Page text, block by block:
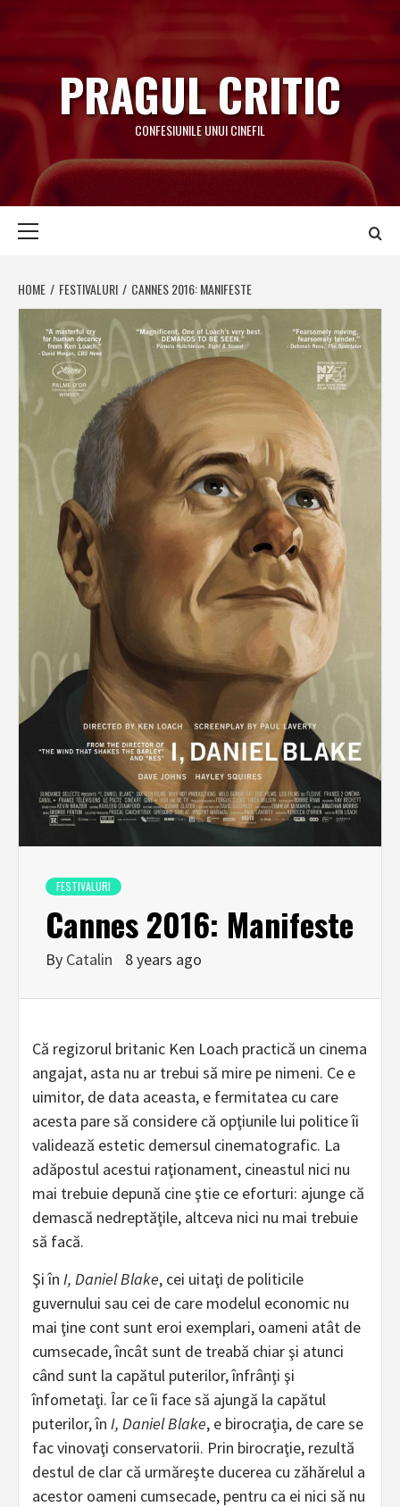
to
content
PRAGUL CRITIC
CONFESIUNILE UNUI CINEFIL
HOME FESTIVALURI CANNES 2016: MANIFESTE
FESTIVALURI
Cannes 2016: Manifeste
By Catalin 8 years ago
Că regizorul britanic Ken Loach practică un cinema
angajat, asta nu ar trebui să mire pe nimeni. Ce e
uimitor, de data aceasta, e fermitatea cu care
acesta pare să considere că opţiunile lui politice îi
validează estetic demersul cinematografic. La
adăpostul acestui raţionament, cineastul nici nu
mai trebuie depună cine ştie ce eforturi: ajunge că
demască nedreptăţile, altceva nici nu mai trebuie
să facă.
Şi în I, Daniel Blake, cei uitaţi de politicile
guvernului sau cei de care modelul economic nu
mai ţine cont sunt eroi exemplari, oameni atât de
cumsecade, încât sunt de treabă chiar şi atunci
când sunt la capătul puterilor, înfrânţi şi
înfometaţi. Îar ce îi face să ajungă la capătul
puterilor, în I, Daniel Blake, e birocraţia, de care se
fac vinovaţi conservatorii. Prin birocraţie, rezultă
destul de clar că urmăreşte ducerea cu zăhărelul a
acestor oameni cumsecade, pentru ca ei nici să nu